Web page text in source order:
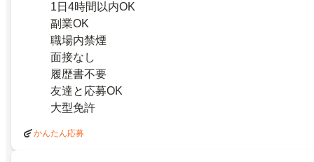
1日4時間以内OK
副業OK
職場内禁煙
面接なし
履歴書不要
友達と応募OK
大型免許
かんたん応募